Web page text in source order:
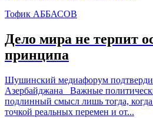
Тофик АББАСОВ
Дело мира не терпит
принципа
Шушинский медиафорум
Азербайджана Важные
подлинный смысл лишь тогда, когда
точкой реальных перемен и от...